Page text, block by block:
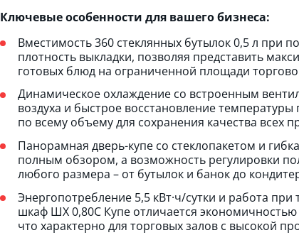
Ключевые особенности для вашего бизнеса:
Вместимость 360 стеклянных бутылок 0,5 л при
плотность выкладки, позволяя представить
готовых блюд на ограниченной площади
Динамическое охлаждение со встроенным
воздуха и быстрое восстановление
по всему объему для сохранения качества всех
Панорамная дверь-купе со стеклопакетом и
полным обзором, а возможность регулировки
любого размера – от бутылок и банок до
Энергопотребление 5,5 кВт·ч/сутки и работа
шкаф ШХ 0,80С Купе отличается
что характерно для торговых залов с высокой